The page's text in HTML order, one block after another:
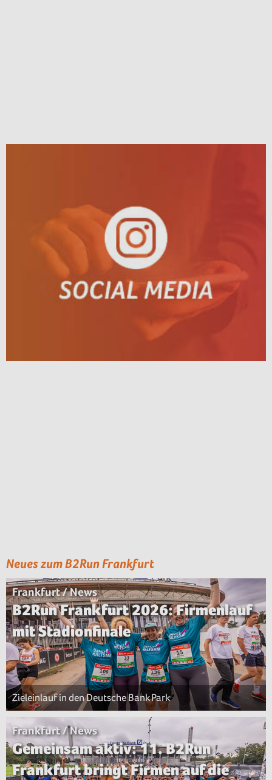
Neues zum B2Run Frankfurt
Frankfurt / News
B2Run Frankfurt 2026: Firmenlauf
mit Stadionfinale
Zieleinlauf in den Deutsche Bank Park
Frankfurt / News
Gemeinsam aktiv: 11. B2Run
Frankfurt bringt Firmen auf die